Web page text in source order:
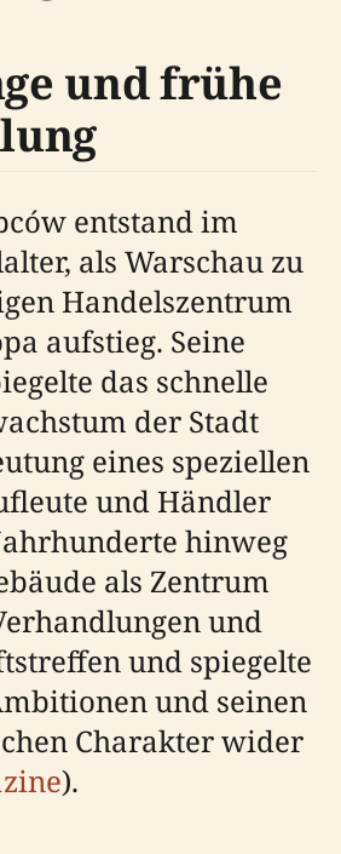
und frühe
entstand im
als Warschau zu
Handelszentrum
aufstieg. Seine
das schnelle
der Stadt
eines speziellen
und Händler
hinweg
als Zentrum
und
und spiegelte
und seinen
Charakter wider
).